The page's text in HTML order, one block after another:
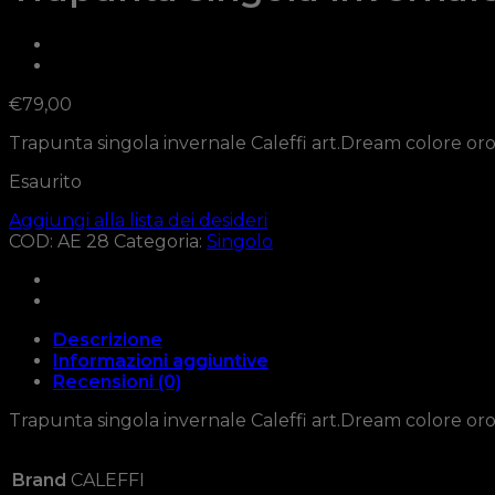
€79,00
Trapunta singola invernale Caleffi art.Dream colore oro
Esaurito
Aggiungi alla lista dei desideri
COD: AE 28 Categoria: Singolo
Descrizione
Informazioni aggiuntive
Recensioni (0)
Trapunta singola invernale Caleffi art.Dream colore oro
Brand CALEFFI